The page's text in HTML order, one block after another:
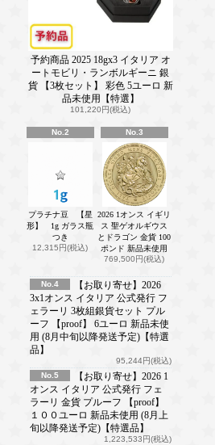
予約商品 2025 18gx3 イタリア オ
ートモビリ・ランボルギーニ 銀
貨 【3枚セット】 彩色 5ユーロ 新
品未使用【特選】
101,220円(税込)
No.2
プラチナ豆 【星
形】 1g ガラス瓶
つき
12,315円(税込)
No.3
2026 1オンス イギリ
ス 聖ゲオルギウス
とドラゴン 金貨 100
ポンド 新品未使用
769,500円(税込)
No.4
【お取り寄せ】2026
3x1オンス イタリア 公式発行 フ
ェラーリ 3枚組銀貨セット プル
ーフ 【proof】 6ユーロ 新品未使
用 (8月中旬以降発送予定)【特選
品】
95,244円(税込)
No.5
【お取り寄せ】2026 1
オンス イタリア 公式発行 フェ
ラーリ 金貨 プルーフ 【proof】
１００ユーロ 新品未使用 (8月上
旬以降発送予定)【特選品】
1,223,533円(税込)